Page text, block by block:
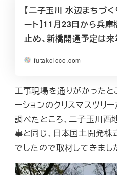
【二子玉川 水辺まちづく
ート】11月23日から兵
止め、新橋開通予定は来
futakoloco.com
工事現場を通りがかったと
ーションのクリスマスツリー
調べたところ、二子玉川
事と同じ、日本国土開発株
でしたので取材してきまし